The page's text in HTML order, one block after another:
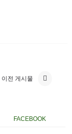
이전 게시물
FACEBOOK